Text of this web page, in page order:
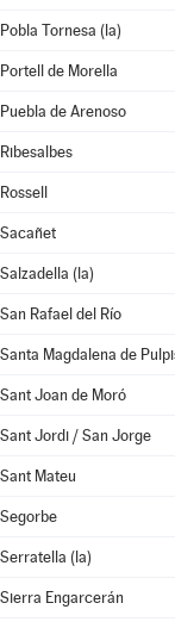
Pobla Tornesa (la)
Portell de Morella
Puebla de Arenoso
Ribesalbes
Rossell
Sacañet
Salzadella (la)
San Rafael del Río
Santa Magdalena de
Sant Joan de Moró
Sant Jordi / San Jorge
Sant Mateu
Segorbe
Serratella (la)
Sierra Engarcerán